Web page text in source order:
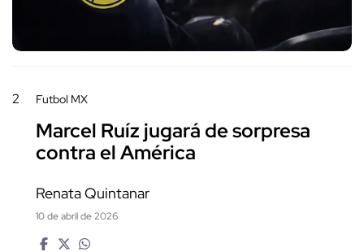
2 Futbol MX
Marcel Ruíz jugará de sorpresa
contra el América
Renata Quintanar
10 de abril de 2026